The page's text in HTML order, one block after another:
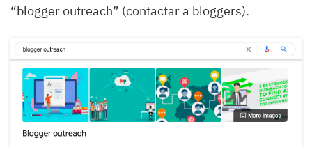
“blogger outreach” (contactar a bloggers).